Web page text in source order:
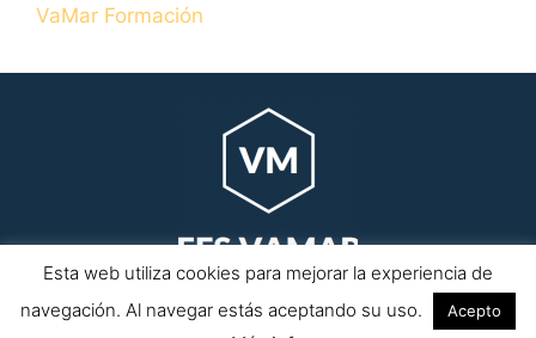
VaMar Formación
Copyrihgt © 2026 efsvamar.com · Todos los derechos
Esta web utiliza cookies para mejorar la experiencia de
navegación. Al navegar estás aceptando su uso.
Acepto